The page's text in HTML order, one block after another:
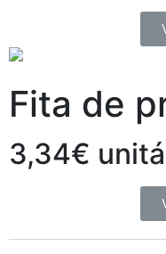
Fita de
3,34€